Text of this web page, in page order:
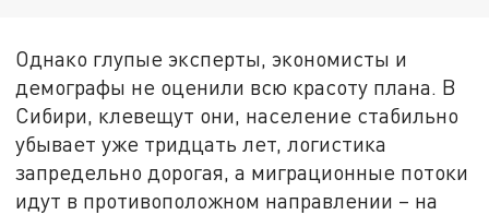
Однако глупые эксперты, экономисты и
демографы не оценили всю красоту плана. В
Сибири, клевещут они, население стабильно
убывает уже тридцать лет, логистика
запредельно дорогая, а миграционные потоки
идут в противоположном направлении – на